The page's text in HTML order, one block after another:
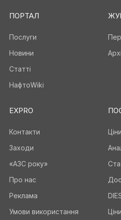
ПОРТАЛ
Послуги
Новини
Статті
НафтоWiki
EXPRO
Контакти
Заходи
«АЗС року»
Про нас
Реклама
Умови використання